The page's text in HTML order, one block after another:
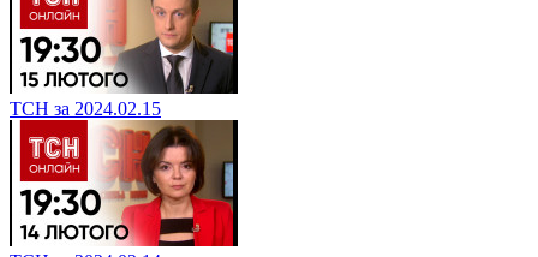
ТСН за 2024.02.15